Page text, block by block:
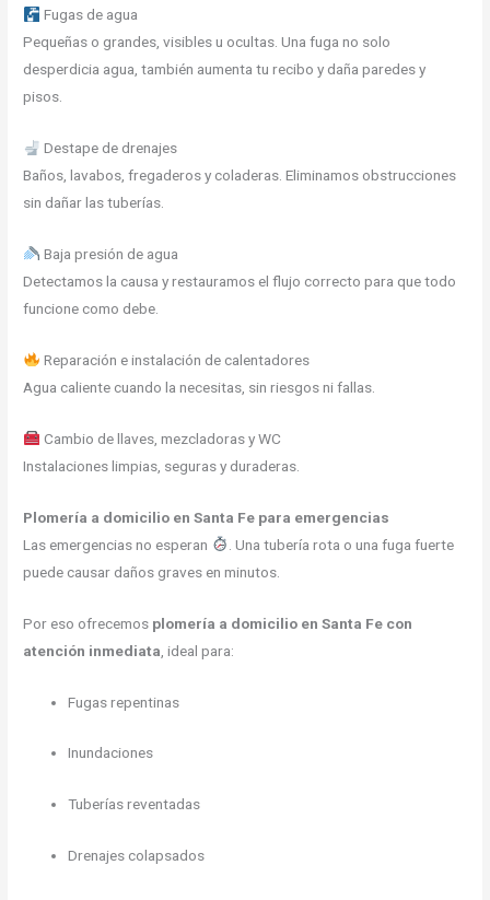
Fugas de agua
Pequeñas o grandes, visibles u ocultas. Una fuga no solo
desperdicia agua, también aumenta tu recibo y daña paredes y
pisos.
Destape de drenajes
Baños, lavabos, fregaderos y coladeras. Eliminamos obstrucciones
sin dañar las tuberías.
Baja presión de agua
Detectamos la causa y restauramos el flujo correcto para que todo
funcione como debe.
Reparación e instalación de calentadores
Agua caliente cuando la necesitas, sin riesgos ni fallas.
Cambio de llaves, mezcladoras y WC
Instalaciones limpias, seguras y duraderas.
Plomería a domicilio en Santa Fe para emergencias
Las emergencias no esperan
. Una tubería rota o una fuga fuerte
puede causar daños graves en minutos.
Por eso ofrecemos plomería a domicilio en Santa Fe con
atención inmediata , ideal para:
Fugas repentinas
Inundaciones
Tuberías reventadas
Drenajes colapsados